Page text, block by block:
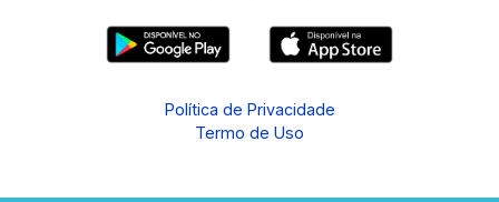
Política de Privacidade
Termo de Uso